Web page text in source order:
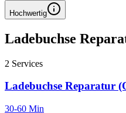
Hochwertig
Ladebuchse
2 Services
Ladebuchse Reparatur
30-60 Min